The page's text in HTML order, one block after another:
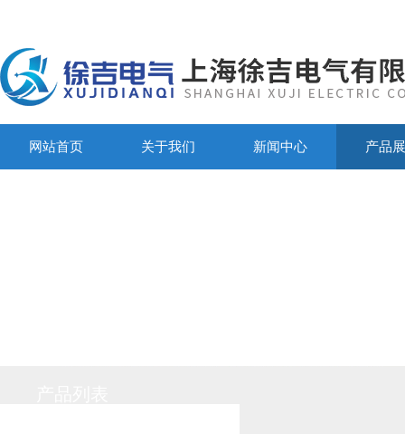
网站首页 关于我们 新闻中心 产品